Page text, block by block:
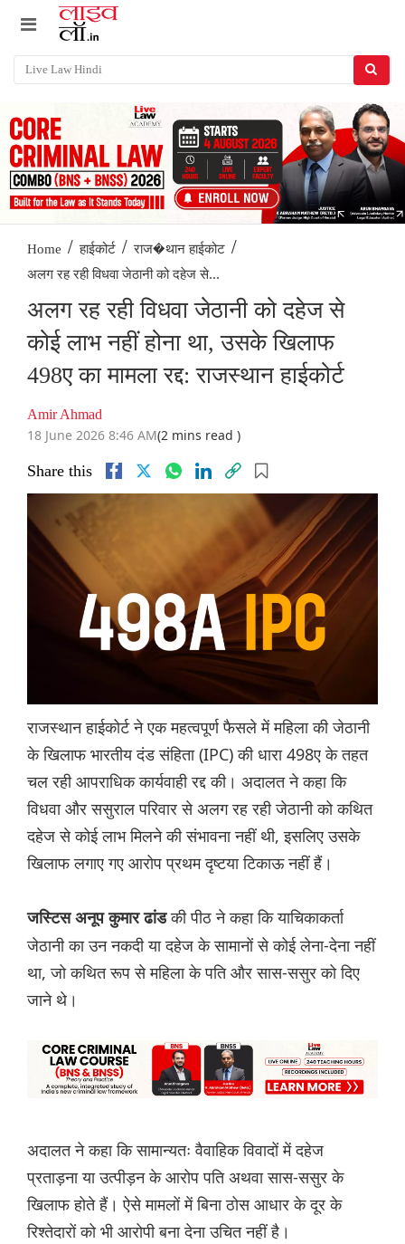
Home / हाईकोर्ट / राज�थान हाईकोट /
अलग रह रही विधवा जेठानी को दहेज से...
अलग रह रही विधवा जेठानी को दहेज से
कोई लाभ नहीं होना था, उसके खिलाफ
498ए का मामला रद्द: राजस्थान हाईकोर्ट
Amir Ahmad
18 June 2026 8:46 AM(2 mins read )
Share this
राजस्थान हाईकोर्ट ने एक महत्वपूर्ण फैसले में महिला की जेठानी
के खिलाफ भारतीय दंड संहिता (IPC) की धारा 498ए के तहत
चल रही आपराधिक कार्यवाही रद्द की। अदालत ने कहा कि
विधवा और ससुराल परिवार से अलग रह रही जेठानी को कथित
दहेज से कोई लाभ मिलने की संभावना नहीं थी, इसलिए उसके
खिलाफ लगाए गए आरोप प्रथम दृष्टया टिकाऊ नहीं हैं।
जस्टिस अनूप कुमार ढांडकी पीठ ने कहा कि याचिकाकर्ता
जेठानी का उन नकदी या दहेज के सामानों से कोई लेना-देना नहीं
था, जो कथित रूप से महिला के पति और सास-ससुर को दिए
जाने थे।
अदालत ने कहा कि सामान्यतः वैवाहिक विवादों में दहेज
प्रताड़ना या उत्पीड़न के आरोप पति अथवा सास-ससुर के
खिलाफ होते हैं। ऐसे मामलों में बिना ठोस आधार के दूर के
रिश्तेदारों को भी आरोपी बना देना उचित नहीं है।